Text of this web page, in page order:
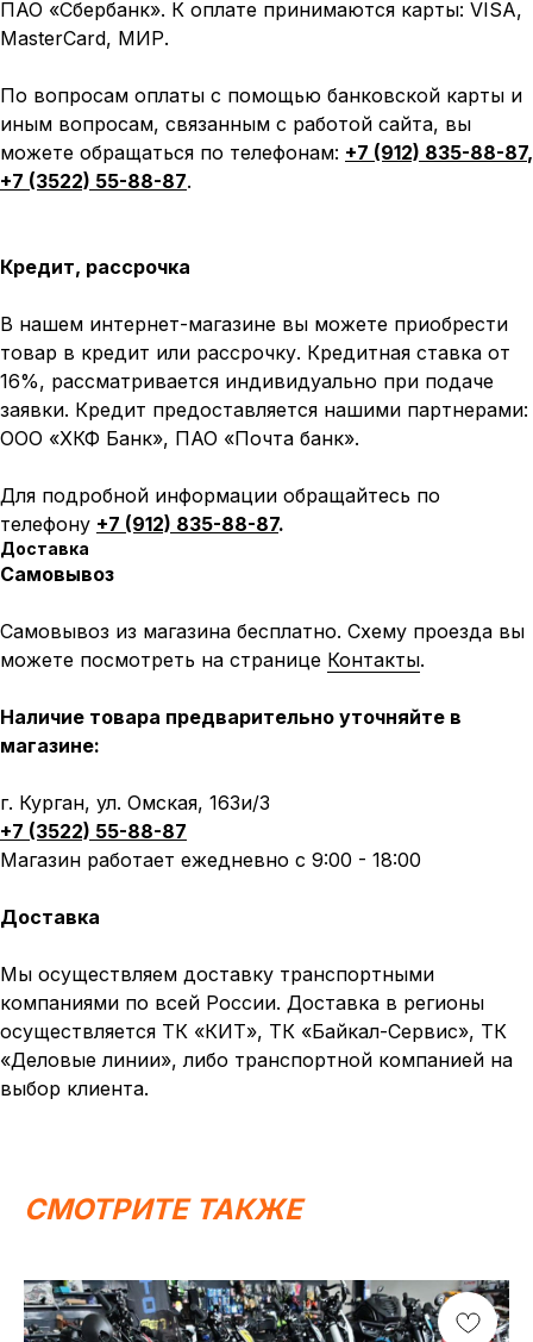
ПАО «Сбербанк». К оплате принимаются карты: VISA,
MasterCard, МИР.
По вопросам оплаты с помощью банковской карты и
иным вопросам, связанным с работой сайта, вы
можете обращаться по телефонам: +7 (912) 835-88-87,
+7 (3522) 55-88-87.
Кредит, рассрочка
В нашем интернет-магазине вы можете приобрести
товар в кредит или рассрочку. Кредитная ставка от
16%, рассматривается индивидуально при подаче
заявки. Кредит предоставляется нашими партнерами:
ООО «ХКФ Банк», ПАО «Почта банк».
Для подробной информации обращайтесь по
телефону +7 (912) 835-88-87.
Доставка
Самовывоз
Самовывоз из магазина бесплатно. Схему проезда вы
можете посмотреть на странице Контакты.
Наличие товара предварительно уточняйте в
магазине:
г. Курган, ул. Омская, 163и/3
+7 (3522) 55-88-87
Магазин работает ежедневно с 9:00 - 18:00
Доставка
Мы осуществляем доставку транспортными
компаниями по всей России. Доставка в регионы
осуществляется ТК «КИТ», ТК «Байкал-Сервис», ТК
«Деловые линии», либо транспортной компанией на
выбор клиента.
СМОТРИТЕ ТАКЖЕ
Вся представленная информация носит
информационный характер и ни при каких условиях не
является публичной офертой, определяемой
положениями Статьи 437 (2) ГК РФ.
Написать в MAX Написать в Telegram